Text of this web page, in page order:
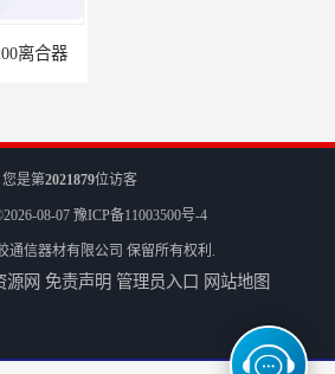
合器
冷镦机电机用小型8CB250离合器制动器刹车
您是第2021879位访客
08-07 豫ICP备11003500号-4
通信器材有限公司 保留所有权利.
源网 免责声明 管理员入口 网站地图